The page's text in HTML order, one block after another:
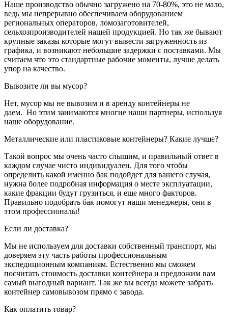
Наше производство обычно загружено на 70-80%, это не мало,
ведь мы непрерывно обеспечиваем оборудованием
региональных операторов, ломозаготовителей,
сельхозпроизводителей нашей продукцией. Но так же бывают
крупные заказы которые могут вывести загруженность из
графика, и возникают небольшие задержки с поставками. Мы
считаем что это стандартные рабочие моменты, лучше делать
упор на качество.
Вывозите ли вы мусор?
Нет, мусор мы не вывозим и в аренду контейнеры не
даем. Но этим занимаются многие наши партнеры, используя
наше оборудование.
Металлические или пластиковые контейнеры? Какие лучше?
Такой вопрос мы очень часто слышим, и правильный ответ в
каждом случае чисто индивидуален. Для того чтобы
определить какой именно бак подойдет для вашего случая,
нужна более подробная информация о месте эксплуатации,
какие фракции будут грузиться, и еще много факторов.
Правильно подобрать бак помогут наши менеджеры, они в
этом профессионалы!
Если ли доставка?
Мы не используем для доставки собственный транспорт, мы
доверяем эту часть работы профессиональным
экспедиционным компаниям. Естественно мы сможем
посчитать стоимость доставки контейнера и предложим вам
самый выгодный вариант. Так же вы всегда можете забрать
контейнер самовывозом прямо с завода.
Как оплатить товар?